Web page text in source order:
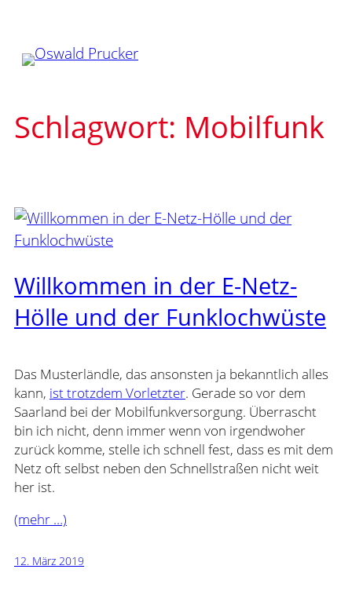
springen
Schlagwort: Mobilfunk
Willkommen in der E-Netz-
Hölle und der Funklochwüste
Das Musterländle, das ansonsten ja bekanntlich alles
kann, ist trotzdem Vorletzter. Gerade so vor dem
Saarland bei der Mobilfunkversorgung. Überrascht
bin ich nicht, denn immer wenn von irgendwoher
zurück komme, stelle ich schnell fest, dass es mit dem
Netz oft selbst neben den Schnellstraßen nicht weit
her ist.
(mehr …)
12. März 2019